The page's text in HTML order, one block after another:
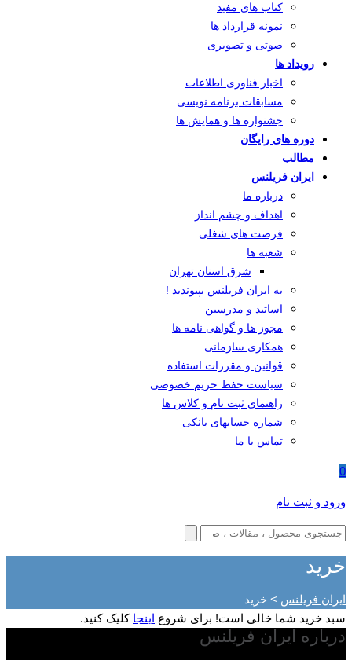
کتاب های مفید
نمونه قرارداد ها
صوتی و تصویری
رویداد ها
اخبار فناوری اطلاعات
مسابقات برنامه نویسی
جشنواره ها و همایش ها
دوره های رایگان
مطالب
ایران فریلنس
درباره ما
اهداف و چشم انداز
فرصت های شغلی
شعبه ها
شرق استان تهران
به ایران فریلنس بپیوندید !
اساتید و مدرسین
مجوز ها و گواهی نامه ها
همکاری سازمانی
قوانین و مقررات استفاده
سیاست حفظ حریم خصوصی
راهنمای ثبت نام و کلاس ها
شماره حسابهای بانکی
تماس با ما
0
ورود و ثبت نام
خرید
ایران فریلنس > خرید
سبد خرید شما خالی است! برای شروع اینجا کلیک کنید.
درباره ایران فریلنس